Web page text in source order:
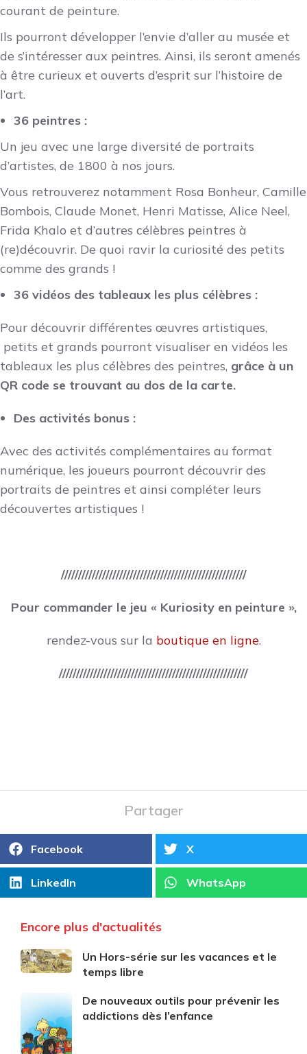
courant de peinture.
Ils pourront développer l’envie d’aller au musée et
de s’intéresser aux peintres. Ainsi, ils seront amenés
à être curieux et ouverts d’esprit sur l’histoire de
l’art.
36 peintres :
Un jeu avec une large diversité de portraits
d’artistes, de 1800 à nos jours.
Vous retrouverez notamment Rosa Bonheur, Camille
Bombois, Claude Monet, Henri Matisse, Alice Neel,
Frida Khalo et d’autres célèbres peintres à
(re)découvrir. De quoi ravir la curiosité des petits
comme des grands !
36 vidéos des tableaux les plus célèbres :
Pour découvrir différentes œuvres artistiques,
petits et grands pourront visualiser en vidéos les
tableaux les plus célèbres des peintres, grâce à un
QR code se trouvant au dos de la carte.
Des activités bonus :
Avec des activités complémentaires au format
numérique, les joueurs pourront découvrir des
portraits de peintres et ainsi compléter leurs
découvertes artistiques !
//////////////////////////////////////////////////////
Pour commander le jeu « Kuriosity en peinture »,
rendez-vous sur la boutique en ligne.
///////////////////////////////////////////////////////
Partager
Facebook X
LinkedIn WhatsApp
Encore plus d'actualités
Un Hors-série sur les vacances et le
temps libre
De nouveaux outils pour prévenir les
addictions dès l’enfance